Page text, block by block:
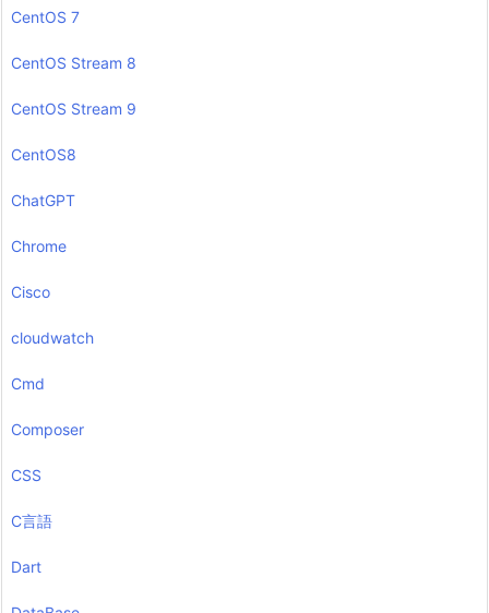
CentOS 7
CentOS Stream 8
CentOS Stream 9
CentOS8
ChatGPT
Chrome
Cisco
cloudwatch
Cmd
Composer
CSS
C言語
Dart